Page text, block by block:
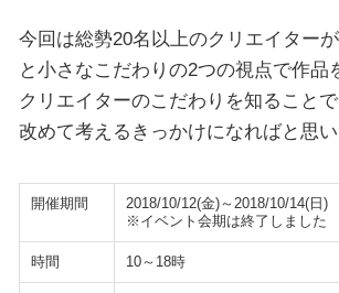
今回は総勢20名以上のクリエイター
と小さなこだわりの2つの視点で作品
クリエイターのこだわりを知ること
改めて考えるきっかけになればと思い
開催期間
2018/10/12(金)～2018/10/14(日)
※イベント会期は終了しました
時間 10～18時